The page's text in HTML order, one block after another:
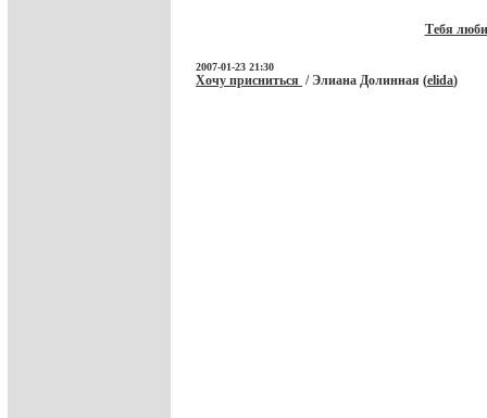
Тебя
2007-01-23 21:30
Хочу присниться / Элиана Долинная (elida)